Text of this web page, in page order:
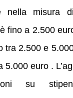
nella misura
è fino a 2.500
tra 2.500 e
5.000 euro .
su